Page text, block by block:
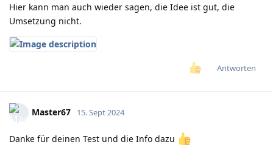
Hier kann man auch wieder sagen, die Idee ist gut, die
Umsetzung nicht.
Antworten
Master67 15. Sept 2024
Danke für deinen Test und die Info dazu